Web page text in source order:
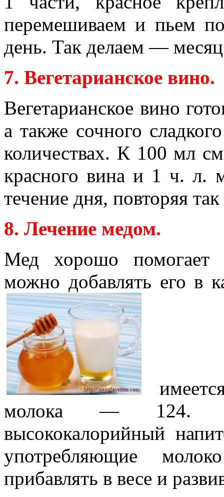
перемешиваем и пьем
день. Так делаем —
7. Вегетарианское вино.
Вегетарианское вино
а также сочного
количествах. К 100 мл
красного вина и 1 ч. л.
течение дня, повторяя
8. Лечение медом.
Мед хорошо помогает
можно добавлять его в
молока — 124.
высококалорийный
употребляющие
прибавлять в весе и